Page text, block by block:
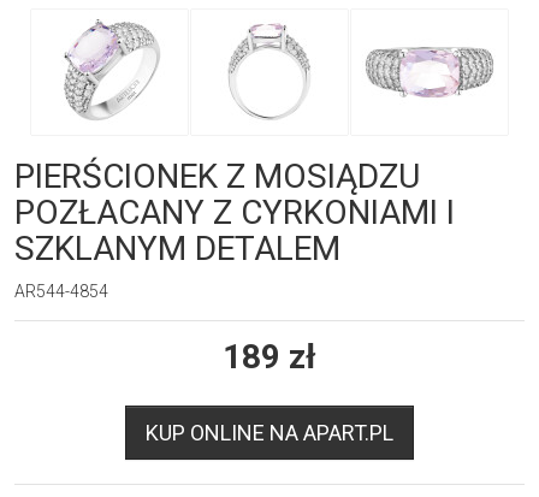
PIERŚCIONEK Z MOSIĄDZU
POZŁACANY Z CYRKONIAMI I
SZKLANYM DETALEM
AR544-4854
189 zł
KUP ONLINE NA APART.PL